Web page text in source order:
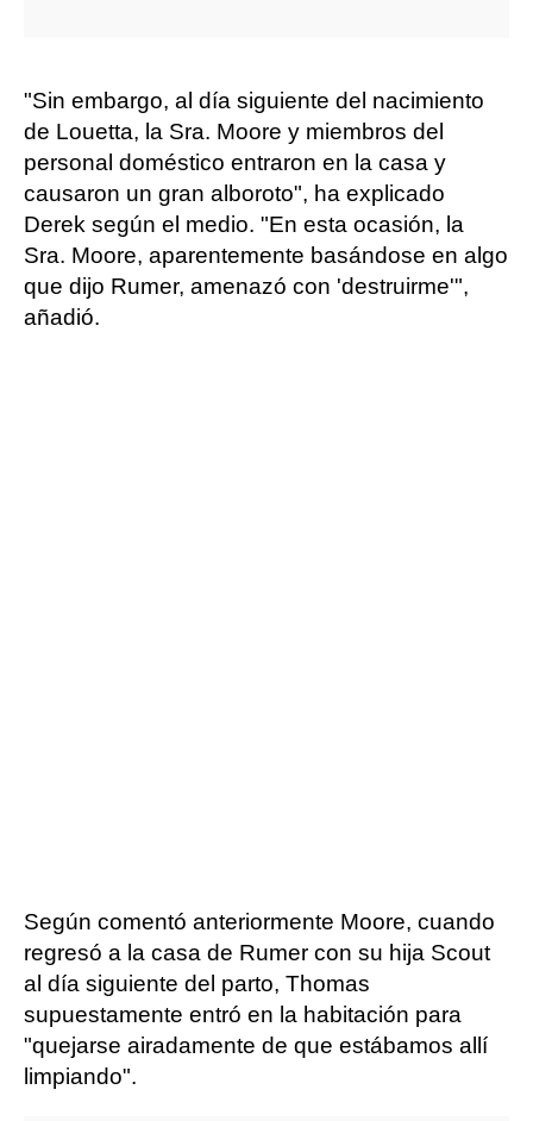
"Sin embargo, al día siguiente del nacimiento
de Louetta, la Sra. Moore y miembros del
personal doméstico entraron en la casa y
causaron un gran alboroto", ha explicado
Derek según el medio. "En esta ocasión, la
Sra. Moore, aparentemente basándose en algo
que dijo Rumer, amenazó con 'destruirme'",
añadió.
Según comentó anteriormente Moore, cuando
regresó a la casa de Rumer con su hija Scout
al día siguiente del parto, Thomas
supuestamente entró en la habitación para
"quejarse airadamente de que estábamos allí
limpiando".